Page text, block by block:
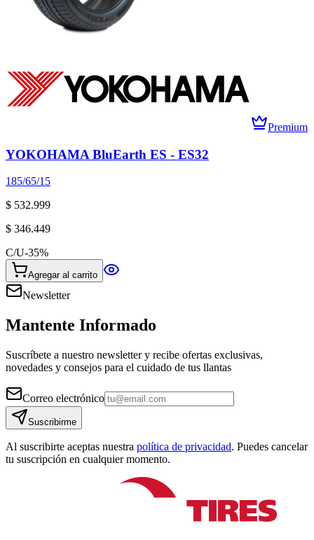
Premium
YOKOHAMA BluEarth ES - ES32
185/65/15
$ 532.999
$ 346.449
C/U-35%
Agregar al carrito
Newsletter
Mantente Informado
Suscríbete a nuestro newsletter y recibe ofertas exclusivas,
novedades y consejos para el cuidado de tus llantas
Correo electrónico
Suscribirme
Al suscribirte aceptas nuestra política de privacidad. Puedes cancelar
tu suscripción en cualquier momento.